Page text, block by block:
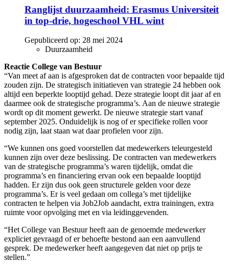
Ranglijst duurzaamheid: Erasmus Universiteit
in top-drie, hogeschool VHL wint
Gepubliceerd op: 28 mei 2024
Duurzaamheid
Reactie College van Bestuur
“Van meet af aan is afgesproken dat de contracten voor bepaalde tijd
zouden zijn. De strategisch initiatieven van strategie 24 hebben ook
altijd een beperkte looptijd gehad. Deze strategie loopt dit jaar af en
daarmee ook de strategische programma’s. Aan de nieuwe strategie
wordt op dit moment gewerkt. De nieuwe strategie start vanaf
september 2025. Onduidelijk is nog of er specifieke rollen voor
nodig zijn, laat staan wat daar profielen voor zijn.
“We kunnen ons goed voorstellen dat medewerkers teleurgesteld
kunnen zijn over deze beslissing. De contracten van medewerkers
van de strategische programma’s waren tijdelijk, omdat die
programma’s en financiering ervan ook een bepaalde looptijd
hadden. Er zijn dus ook geen structurele gelden voor deze
programma’s. Er is veel gedaan om collega’s met tijdelijke
contracten te helpen via Job2Job aandacht, extra trainingen, extra
ruimte voor opvolging met en via leidinggevenden.
“Het College van Bestuur heeft aan de genoemde medewerker
expliciet gevraagd of er behoefte bestond aan een aanvullend
gesprek. De medewerker heeft aangegeven dat niet op prijs te
stellen.”